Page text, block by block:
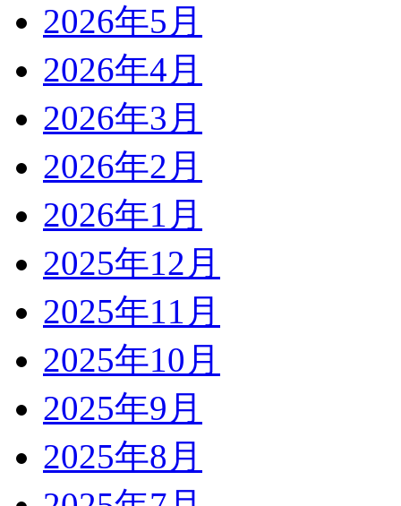
2026年5月
2026年4月
2026年3月
2026年2月
2026年1月
2025年12月
2025年11月
2025年10月
2025年9月
2025年8月